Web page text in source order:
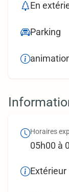
En
Parking
Horaires
05h00 à
Extérieur